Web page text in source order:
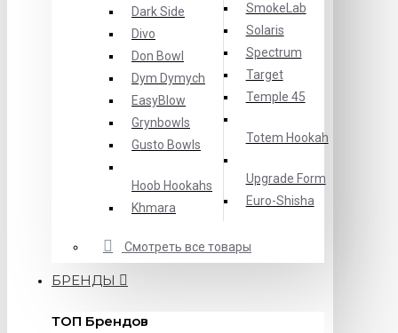
Dark Side
Divo
Don Bowl
Dym Dymych
EasyBlow
Grynbowls
Gusto Bowls
Hoob Hookahs
Khmara
SmokeLab
Solaris
Spectrum
Target
Temple 45
Totem Hookah
Upgrade Form
Еuro-Shisha
Смотреть все товары
БРЕНДЫ
ТОП Брендов